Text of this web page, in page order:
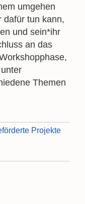
umgehen
dafür tun kann,
und sein*ihr
an das
Themen
Projekte